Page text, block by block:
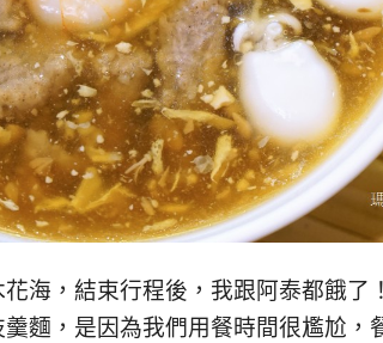
海，結束行程後，我跟阿泰都餓了
麵，是因為我們用餐時間很尷尬，